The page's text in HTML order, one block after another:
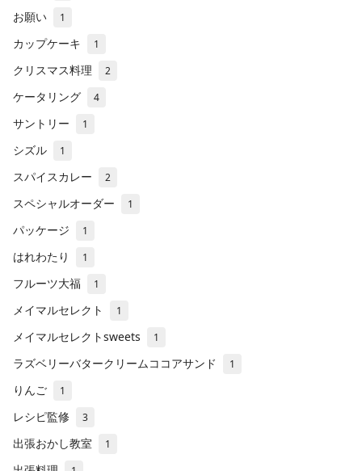
お願い 1
カップケーキ 1
クリスマス料理 2
ケータリング 4
サントリー 1
シズル 1
スパイスカレー 2
スペシャルオーダー 1
パッケージ 1
はれわたり 1
フルーツ大福 1
メイマルセレクト 1
メイマルセレクトsweets 1
ラズベリーバタークリームココアサンド 1
りんご 1
レシピ監修 3
出張おかし教室 1